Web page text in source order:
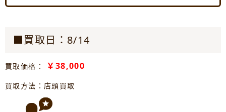
■買取日：8/14
買取価格： ￥38,000
買取方法：店頭買取